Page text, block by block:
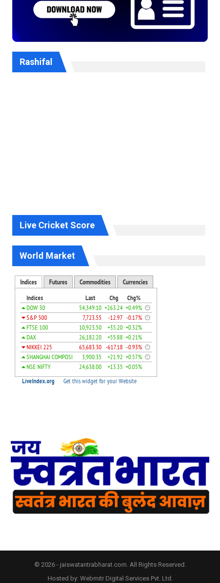
Rashifal
Live Cricket Score
World Market
© 2026 - jaiswatantrabharat.com. All Rights Reserved.
Hosted by: Webmitr Digital Services Pvt. Ltd.